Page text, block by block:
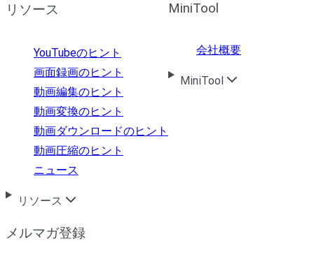
リソース
YouTubeのヒント
画面録画のヒント
動画編集のヒント
動画変換のヒント
動画ダウンロードのヒント
動画圧縮のヒント
ニュース
リソース
MiniTool
会社概要
MiniTool
メルマガ登録